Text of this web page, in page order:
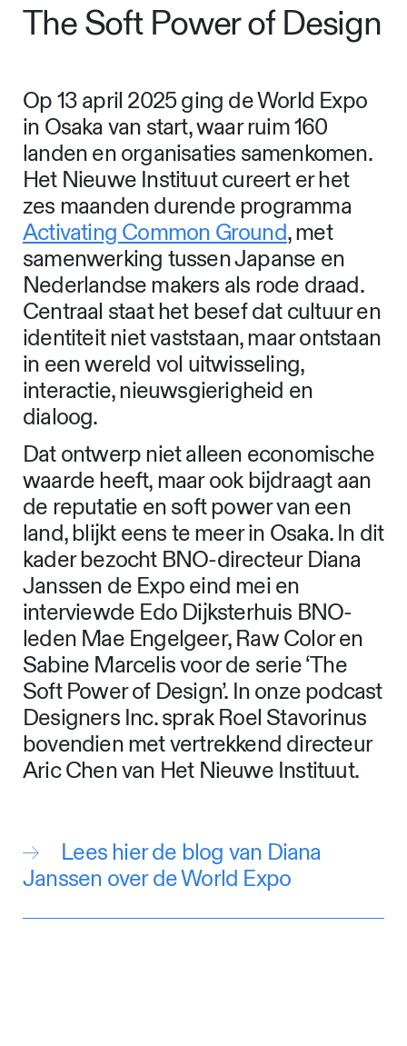
The Soft Power of Design
Op 13 april 2025 ging de World Expo
in Osaka van start, waar ruim 160
landen en organisaties samenkomen.
Het Nieuwe Instituut cureert er het
zes maanden durende programma
Activating Common Ground, met
samenwerking tussen Japanse en
Nederlandse makers als rode draad.
Centraal staat het besef dat cultuur en
identiteit niet vaststaan, maar ontstaan
in een wereld vol uitwisseling,
interactie, nieuwsgierigheid en
dialoog.
Dat ontwerp niet alleen economische
waarde heeft, maar ook bijdraagt aan
de reputatie en soft power van een
land, blijkt eens te meer in Osaka. In dit
kader bezocht BNO-directeur Diana
Janssen de Expo eind mei en
interviewde Edo Dijksterhuis BNO-
leden Mae Engelgeer, Raw Color en
Sabine Marcelis voor de serie ‘The
Soft Power of Design’. In onze podcast
Designers Inc. sprak Roel Stavorinus
bovendien met vertrekkend directeur
Aric Chen van Het Nieuwe Instituut.
Lees hier de blog van Diana
Janssen over de World Expo